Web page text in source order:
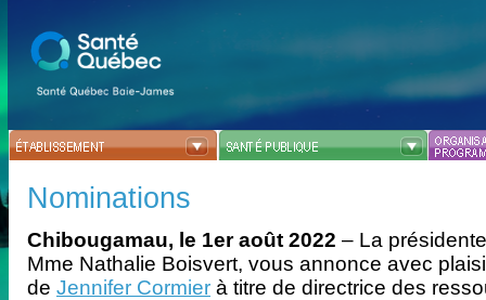
Nominations
Chibougamau, le 1er août 2022 – La
Mme Nathalie Boisvert, vous annonce avec
de Jennifer Cormier à titre de directrice des